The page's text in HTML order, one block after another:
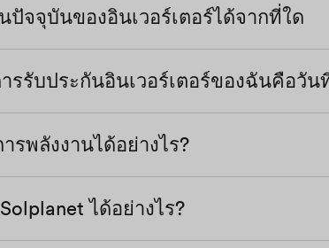
จจุบันของอินเวอร์เตอร์ได้จากที่ใด
รรับประกันอินเวอร์เตอร์ของฉันคือวัน
วันต่อไปนี้: วันที่ติดตั้งครั้งแรกหรือ 6 เดือ
วกับเงื่อนไขการรับประกันได้ที่นี่
รพลังงานได้อย่างไร?
วมฟังก์ชันการจัดการพลังงานพื้นฐานบางอ
บการต่อสายไฟฟ้าในท้องถิ่น
ได้อย่างไร?